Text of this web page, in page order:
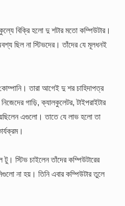
বিক্রি হলো দু শটার মতো কম্পিউটার।
ছিল না স্টিভদের। তাঁদের যে মূলধনই
তারা আগেই দু শর চাহিদাপত্র
গাড়ি, ক্যালকুলেটর, টাইপরাইটার
এগুলো। তাতে যে লাভ হলো তা
স্টিভ চাইলেন তাঁদের কম্পিউটারের
না হয়। তিনি এবার কম্পিউটার তুলে